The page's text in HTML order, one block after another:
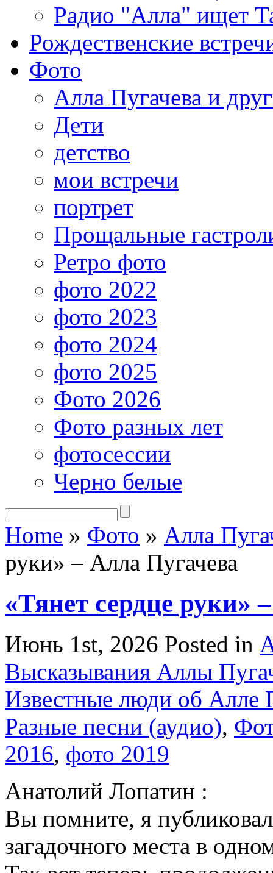
Радио "Алла" ищет
Рождественские
Фото
Алла Пугачева и
Дети
детство
мои встречи
портрет
Прощальные
Ретро фото
фото 2022
фото 2023
фото 2024
фото 2025
Фото 2026
Фото разных лет
фотосессии
Черно белые
Home » Фото » Алла
руки» – Алла Пугачева
«Тянет сердце руки»
Июнь 1st, 2026 Posted in
Высказывания Аллы
Известные люди об Алле
Разные песни (аудио),
2016, фото 2019
Анатолий Лопатин :
Вы помните, я
загадочного места в